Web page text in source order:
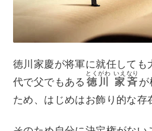
徳川家慶が将軍に就任しても
代で父でもある 徳川
とくがわ
家斉
いえなり
が
ため、はじめはお飾り的な存